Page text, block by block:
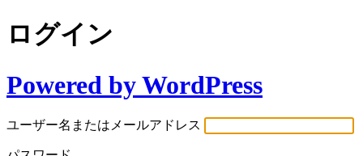
ログイン
Powered by WordPress
ユーザー名またはメールアドレス